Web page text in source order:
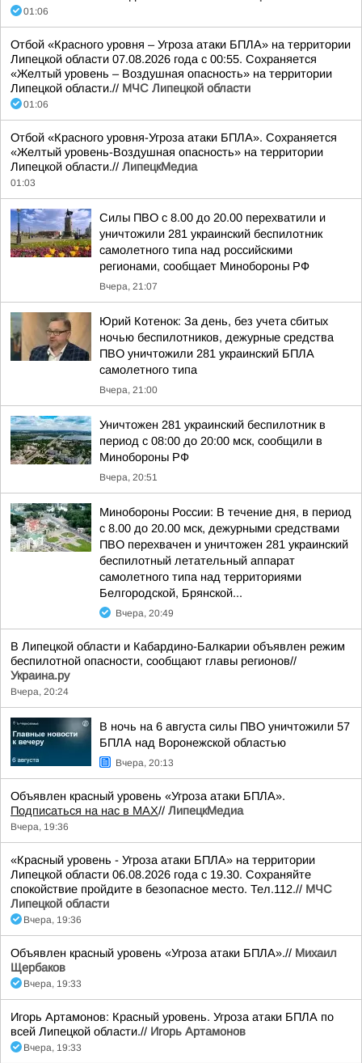
01:06
Отбой «Красного уровня – Угроза атаки БПЛА» на территории
Липецкой области 07.08.2026 года с 00:55. Сохраняется
«Желтый уровень – Воздушная опасность» на территории
Липецкой области.// МЧС Липецкой области
01:06
Отбой «Красного уровня-Угроза атаки БПЛА». Сохраняется
«Желтый уровень-Воздушная опасность» на территории
Липецкой области.// ЛипецкМедиа
01:03
Силы ПВО с 8.00 до 20.00 перехватили и
уничтожили 281 украинский беспилотник
самолетного типа над российскими
регионами, сообщает Минобороны РФ
Вчера, 21:07
Юрий Котенок: За день, без учета сбитых
ночью беспилотников, дежурные средства
ПВО уничтожили 281 украинский БПЛА
самолетного типа
Вчера, 21:00
Уничтожен 281 украинский беспилотник в
период с 08:00 до 20:00 мск, сообщили в
Минобороны РФ
Вчера, 20:51
Минобороны России: В течение дня, в период
с 8.00 до 20.00 мск, дежурными средствами
ПВО перехвачен и уничтожен 281 украинский
беспилотный летательный аппарат
самолетного типа над территориями
Белгородской, Брянской...
Вчера, 20:49
В Липецкой области и Кабардино-Балкарии объявлен режим
беспилотной опасности, сообщают главы регионов//
Украина.ру
Вчера, 20:24
В ночь на 6 августа силы ПВО уничтожили 57
БПЛА над Воронежской областью
Вчера, 20:13
Объявлен красный уровень «Угроза атаки БПЛА».
Подписаться на нас в МАХ// ЛипецкМедиа
Вчера, 19:36
«Красный уровень - Угроза атаки БПЛА» на территории
Липецкой области 06.08.2026 года с 19.30. Сохраняйте
спокойствие пройдите в безопасное место. Тел.112.// МЧС
Липецкой области
Вчера, 19:36
Объявлен красный уровень «Угроза атаки БПЛА».// Михаил
Щербаков
Вчера, 19:33
Игорь Артамонов: Красный уровень. Угроза атаки БПЛА по
всей Липецкой области.// Игорь Артамонов
Вчера, 19:33